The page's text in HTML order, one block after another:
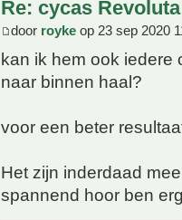
Re: cycas Revoluta
door royke op 23 sep 2020
kan ik hem ook iedere
naar binnen haal?
voor een beter
Het zijn inderdaad
spannend hoor ben